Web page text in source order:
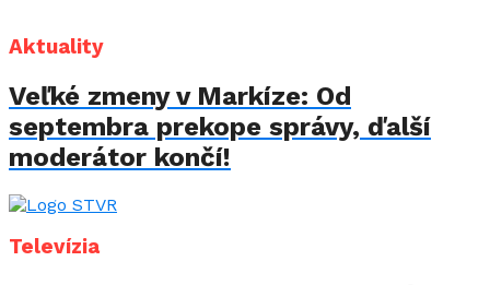
Aktuality
Veľké zmeny v Markíze: Od
septembra prekope správy, ďalší
moderátor končí!
Televízia